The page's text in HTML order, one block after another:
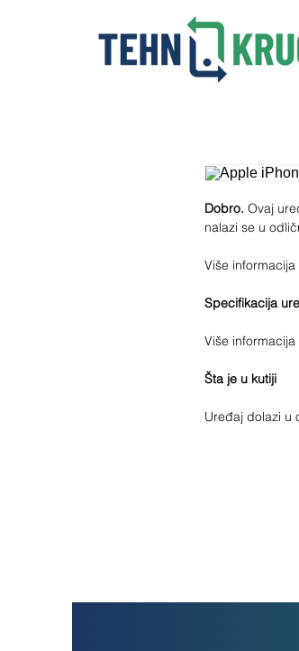
Dobro. Ovaj
nalazi se u
Više
Specifikacija
Više
Šta je u kutiji
Uređaj dolazi u